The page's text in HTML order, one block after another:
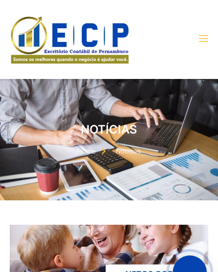
NOTÍCIAS
Home Notícias